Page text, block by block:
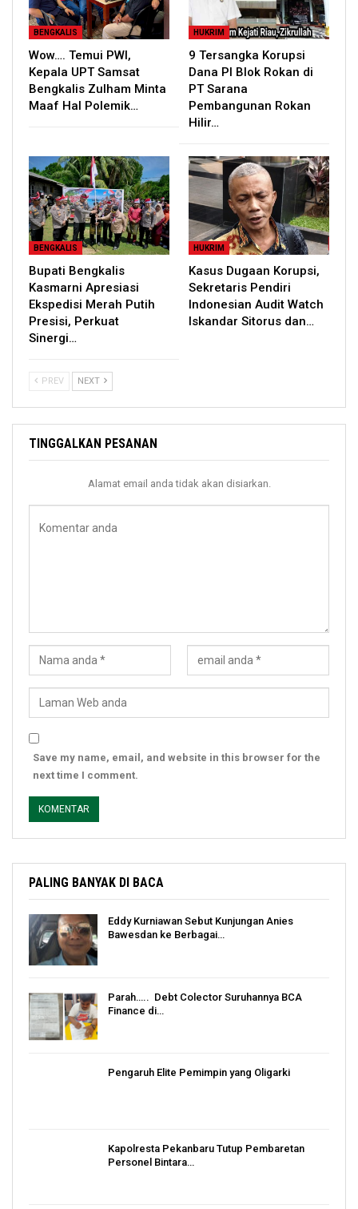
BENGKALIS
Wow…. Temui PWI,
Kepala UPT Samsat
Bengkalis Zulham Minta
Maaf Hal Polemik…
HUKRIM
9 Tersangka Korupsi
Dana PI Blok Rokan di
PT Sarana
Pembangunan Rokan
Hilir…
BENGKALIS
Bupati Bengkalis
Kasmarni Apresiasi
Ekspedisi Merah Putih
Presisi, Perkuat
Sinergi…
HUKRIM
Kasus Dugaan Korupsi,
Sekretaris Pendiri
Indonesian Audit Watch
Iskandar Sitorus dan…
PREV NEXT
TINGGALKAN PESANAN
Alamat email anda tidak akan disiarkan.
Save my name, email, and website in this browser for the
next time I comment.
PALING BANYAK DI BACA
Eddy Kurniawan Sebut Kunjungan Anies
Bawesdan ke Berbagai…
Parah….. Debt Colector Suruhannya BCA
Finance di…
Pengaruh Elite Pemimpin yang Oligarki
Kapolresta Pekanbaru Tutup Pembaretan
Personel Bintara…